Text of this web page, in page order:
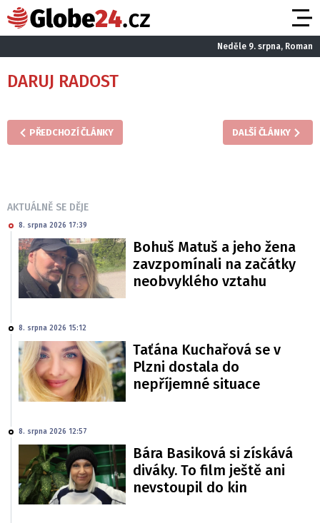
Neděle 9. srpna, Roman
DARUJ RADOST
PŘEDCHOZÍ ČLÁNKY DALŠÍ ČLÁNKY
AKTUÁLNĚ SE DĚJE
8. srpna 2026 17:39
Bohuš Matuš a jeho žena
zavzpomínali na začátky
neobvyklého vztahu
8. srpna 2026 15:12
Taťána Kuchařová se v
Plzni dostala do
nepříjemné situace
8. srpna 2026 12:57
Bára Basiková si získává
diváky. To film ještě ani
nevstoupil do kin